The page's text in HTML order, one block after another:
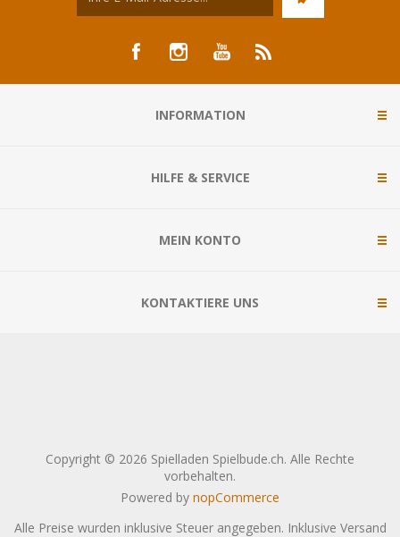
INFORMATION
HILFE & SERVICE
MEIN KONTO
KONTAKTIERE UNS
Copyright © 2026 Spielladen Spielbude.ch. Alle Rechte
vorbehalten.
Powered by nopCommerce
Alle Preise wurden inklusive Steuer angegeben. Inklusive Versand